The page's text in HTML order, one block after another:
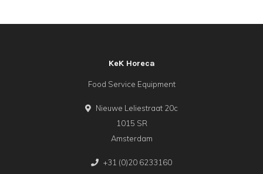
KeK Horeca
Food Service Equipment
Nieuwe Leliestraat 20c
1015 SR
Amsterdam
+31 (0)20 6233160